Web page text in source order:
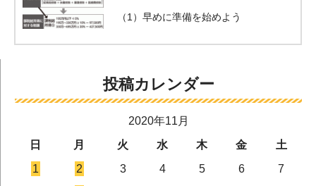
（1）早めに準備を始めよう
投稿カレンダー
2020年11月
日
月 火 水 木 金
土
1
2 3 4 5 6
7